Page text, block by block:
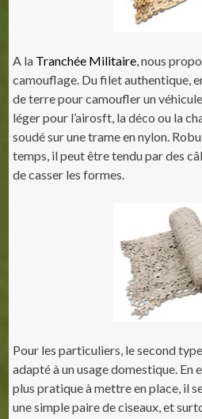
A la Tranchée Militaire, nous
camouflage. Du filet authentique,
de terre pour camoufler un
léger pour l’airosft, la déco ou la
soudé sur une trame en nylon.
temps, il peut être tendu par des
de casser les formes.
Pour les particuliers, le second
adapté à un usage domestique. En
plus pratique à mettre en place, il
une simple paire de ciseaux, et